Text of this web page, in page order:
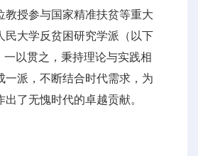
教授参与国家精准扶贫等重大
民大学反贫困研究学派（以下
一以贯之，秉持理论与实践相
一派，不断结合时代需求，为
了无愧时代的卓越贡献。